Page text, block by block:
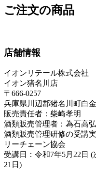
ご注文の商品
店舗情報
イオンリテール株式会社
イオン猪名川店
〒666-0257
兵庫県川辺郡猪名川町白金
販売責任者：柴崎孝明
酒類販売管理者：為石高弘
酒類販売管理研修の受講
リーチェーン協会
受講日：令和7年5月22日
21日)